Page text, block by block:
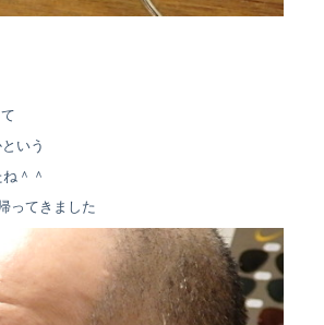
いう
＾＾
ってきました